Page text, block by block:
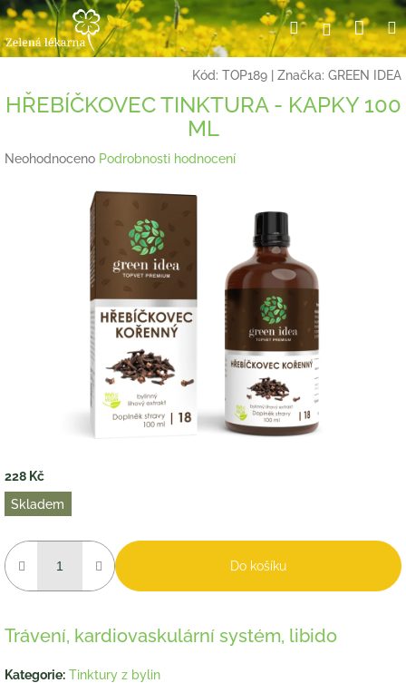
Přejít
na
obsah
HledatPřihlášení
Kód: TOP189 Značka: GREEN IDEA
HŘEBÍČKOVEC TINKTURA - KAPKY 100
ML
Průměrné
Neohodnoceno Podrobnosti hodnocení
228 Kč
Měrná
cena:
Skladem
Do košíku
Trávení, kardiovaskulární systém, libido
Kategorie: Tinktury z bylin